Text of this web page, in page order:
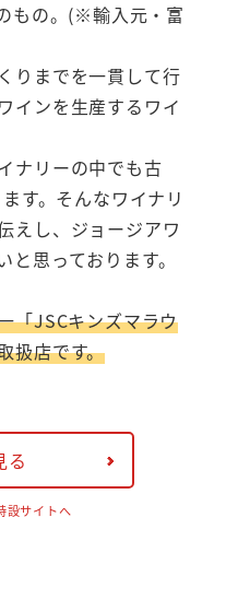
もの。(※輸入元・富
りまでを一貫して行
インを生産するワイ
ナリーの中でも古
す。そんなワイナリ
えし、ジョージアワ
思っております。
「JSCキンズマラウ
扱店です。
る
設サイトへ